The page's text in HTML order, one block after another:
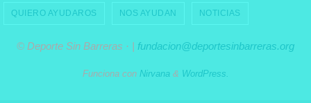
QUIERO AYUDAROS NOS AYUDAN NOTICIAS
© Deporte Sin Barreras · | fundacion@deportesinbarreras.org
Funciona con Nirvana& WordPress.